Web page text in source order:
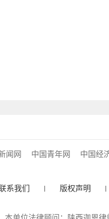
闻网 中国青年网 中国经
系我们 版权声明